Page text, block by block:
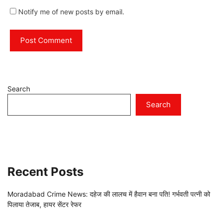
Notify me of new posts by email.
Search
Search
Recent Posts
Moradabad Crime News: दहेज की लालच में हैवान बना पति! गर्भवती पत्नी को
पिलाया तेजाब, हायर सेंटर रेफर